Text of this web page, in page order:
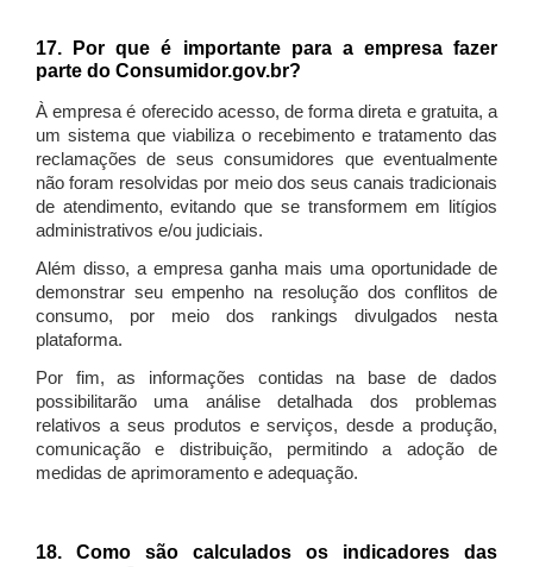
17. Por que é importante para a empresa fazer
parte do Consumidor.gov.br?
À empresa é oferecido acesso, de forma direta e gratuita, a
um sistema que viabiliza o recebimento e tratamento das
reclamações de seus consumidores que eventualmente
não foram resolvidas por meio dos seus canais tradicionais
de atendimento, evitando que se transformem em litígios
administrativos e/ou judiciais.
Além disso, a empresa ganha mais uma oportunidade de
demonstrar seu empenho na resolução dos conflitos de
consumo, por meio dos rankings divulgados nesta
plataforma.
Por fim, as informações contidas na base de dados
possibilitarão uma análise detalhada dos problemas
relativos a seus produtos e serviços, desde a produção,
comunicação e distribuição, permitindo a adoção de
medidas de aprimoramento e adequação.
18. Como são calculados os indicadores das